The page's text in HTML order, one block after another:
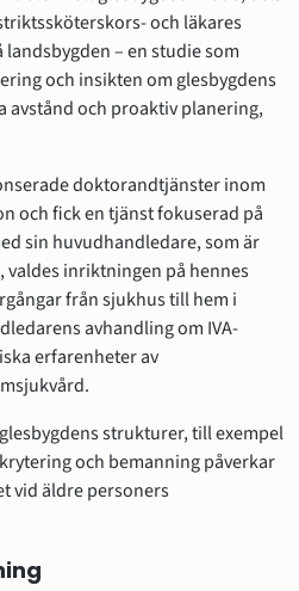
och läkares
– en studie som
och insikten om glesbygdens
avstånd och proaktiv planering,
doktorandtjänster inom
och ﬁck en tjänst fokuserad på
sin huvudhandledare, som är
valdes inriktningen på hennes
från sjukhus till hem i
avhandling om IVA-
erfarenheter av
strukturer, till exempel
och bemanning påverkar
vid äldre personers